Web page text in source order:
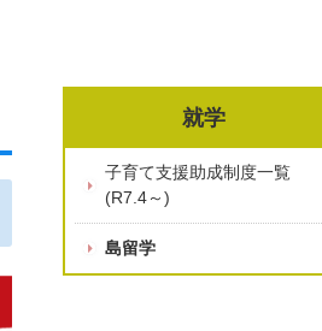
就学
子育て支援助成制度一覧
(R7.4～)
島留学